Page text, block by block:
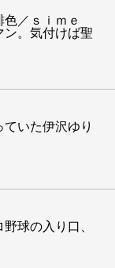
／ｓｉｍｅ
ン。気付けば聖
いた伊沢ゆり
球の入り口、